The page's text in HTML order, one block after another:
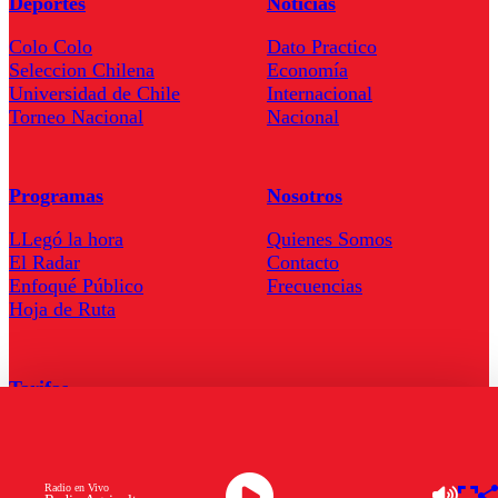
Radio en Vivo
Colo Colo
Seleccion Chilena
Universidad de Chile
Torneo Nacional
Dato Practico
Economía
Internacional
Nacional
Programas
LLegó la hora
El Radar
Enfoqué Público
Hoja de Ruta
Nosotros
Quienes Somos
Contacto
Frecuencias
Tarifas